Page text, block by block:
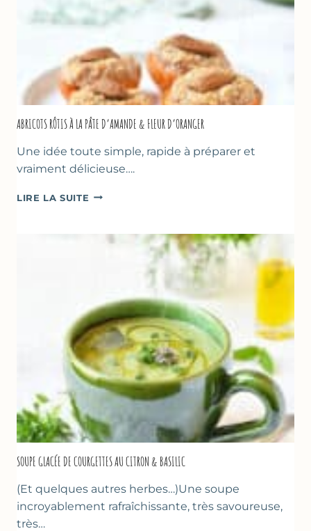
ABRICOTS RÔTIS À LA PÂTE D’AMANDE & FLEUR D’ORANGER
Une idée toute simple, rapide à préparer et
vraiment délicieuse….
LIRE LA SUITE ABRICOTS
D’ORANGER
SOUPE GLACÉE DE COURGETTES AU CITRON & BASILIC
(Et quelques autres herbes…)Une soupe
incroyablement rafraîchissante, très savoureuse,
très…